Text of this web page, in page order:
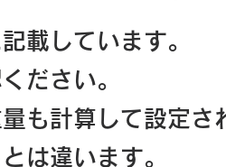
載しています。
ださい。
も計算して設定さ
は違います。